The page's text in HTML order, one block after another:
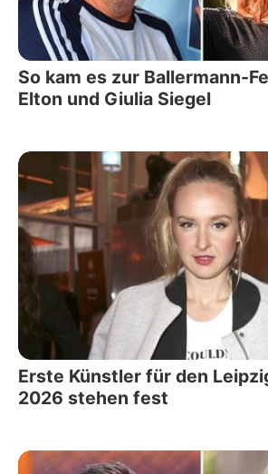
So kam es zur Ballermann-
Elton und Giulia Siegel
Erste Künstler für den
2026 stehen fest